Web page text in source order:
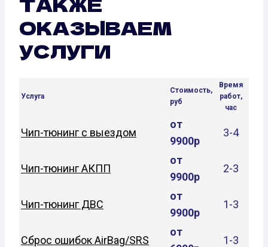
ОКАЗЫВАЕМ
УСЛУГИ
Услуга
Стоимость,
руб
Время
работ,
час
Чип-тюнинг с выездом
от
9900р
3-4
Чип-тюнинг АКПП
от
9900р
2-3
Чип-тюнинг ДВС
от
9900р
1-3
Сброс ошибок AirBag/SRS
от
1-3